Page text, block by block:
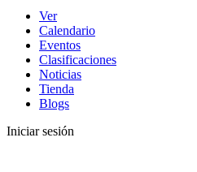
Ver
Calendario
Eventos
Clasificaciones
Noticias
Tienda
Blogs
Iniciar sesión